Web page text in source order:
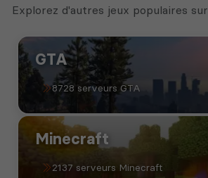
Explorez d'autres jeux populaires
GTA
8728 serveurs GTA
Minecraft
2137 serveurs Minecraft